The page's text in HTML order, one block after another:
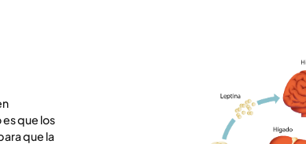
que los
que la